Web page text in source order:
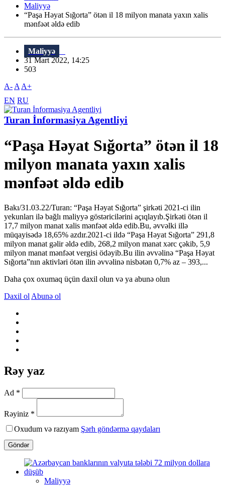
Maliyyə
“Paşa Həyat Sığorta” ötən il 18 milyon manata yaxın xalis
mənfəət əldə edib
Maliyyə
31 Mart 2022, 14:25
503
A- A A+
EN RU
Turan İnformasiya Agentliyi
“Paşa Həyat Sığorta” ötən il 18
milyon manata yaxın xalis
mənfəət əldə edib
Bakı/31.03.22/Turan: “Paşa Həyat Sığorta” şirkəti 2021-ci ilin
yekunları ilə bağlı maliyyə göstəricilərini açıqlayıb.Şirkəti ötən il
17,7 milyon manat xalis mənfəət əldə edib.Bu, əvvəlki illə
müqayisədə 18,65% azdır.2021-ci ildə “Paşa Həyat Sığorta” 291,8
milyon manat gəlir əldə edib, 268,2 milyon manat xərc çəkib, 5,9
milyon manat mənfəət vergisi ödəyib.Bu ilin əvvəlinə “Paşa Həyat
Sığorta”nın aktivləri ötən ilin əvvəlinə nisbətən 0,7% az – 393,...
Daha çox oxumaq üçün daxil olun və ya abunə olun
Daxil ol Abunə ol
Rəy yaz
Ad *
Rəyiniz *
Oxudum və razıyam Şərh göndərmə qaydaları
Göndər
Maliyyə